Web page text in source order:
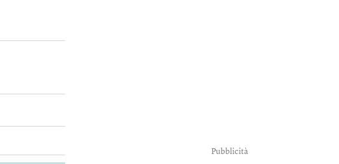
Pubblicità